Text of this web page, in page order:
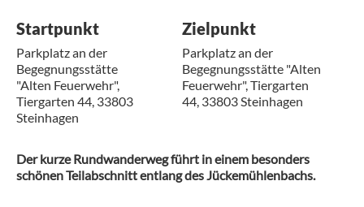
Startpunkt
Parkplatz an der
Begegnungsstätte
"Alten Feuerwehr",
Tiergarten 44, 33803
Steinhagen
Zielpunkt
Parkplatz an der
Begegnungsstätte "Alten
Feuerwehr", Tiergarten
44, 33803 Steinhagen
Der kurze Rundwanderweg führt in einem besonders
schönen Teilabschnitt entlang des Jückemühlenbachs.